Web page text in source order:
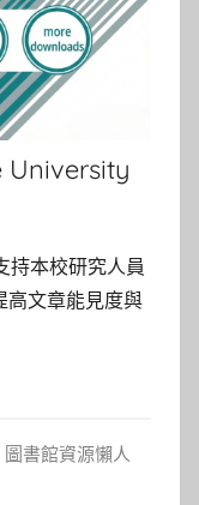
University
惠方案
本校研究人員
高文章能見度與
大學與劍橋大學
CUP）簽訂
圖書館資源懶人